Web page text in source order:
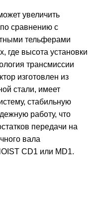
увеличить
сравнению с
тельферами
где высота установки
трансмиссии
изготовлен из
стали, имеет
стабильную
работу, что
передачи на
вала
CD1 или MD1.